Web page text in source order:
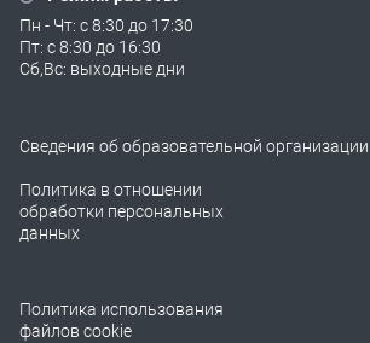
Пн - Чт: с 8:30 до 17:30
Пт: с 8:30 до 16:30
Сб,Вс: выходные дни
Сведения об образовательной организации
Политика в отношении
обработки персональных
данных
Политика использования
файлов cookie